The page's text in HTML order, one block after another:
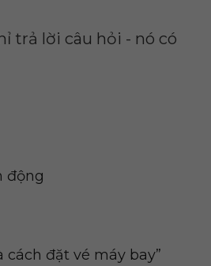
trả lời câu hỏi - nó có
động
cách đặt vé máy bay”